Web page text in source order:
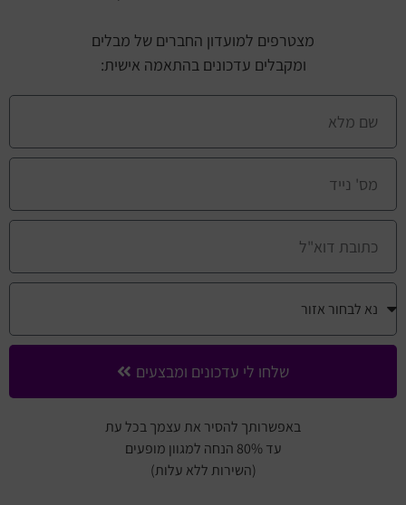
מצטרפים למועדון החברים של מבלים
ומקבלים עדכונים בהתאמה אישית:
שלחו לי עדכונים ומבצעים
באפשרותך להסיר את עצמך בכל עת
עד 80% הנחה למגוון מופעים
(השירות ללא עלות)